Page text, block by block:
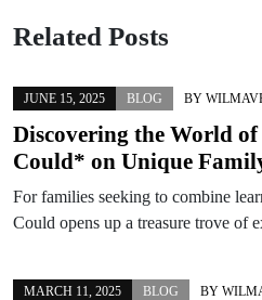
Related Posts
JUNE 15, 2025 BLOG BY
Discovering the World
Could* on Unique
For families seeking to combine
Could opens up a treasure trove of
MARCH 11, 2025 BLOG BY